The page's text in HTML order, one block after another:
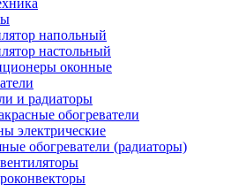
напольный
настольный
оконные
и радиаторы
обогреватели
электрические
обогреватели (радиаторы)